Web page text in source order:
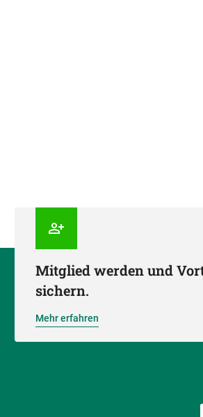
Mitglied werden und
sichern.
Mehr erfahren